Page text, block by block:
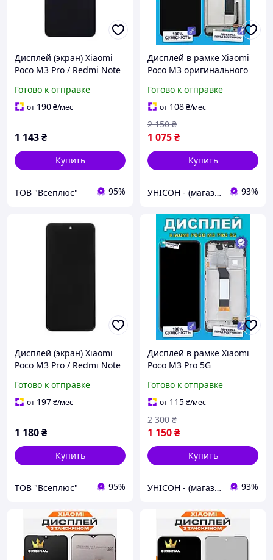
Дисплей (экран) Xiaomi
Poco M3 Pro / Redmi Note
сенсорным стеклом, Без
рамки, Черный
Готово к отправке
от 190₴/мес
1 143₴
Купить
ТОВ "Всеплюс" 95%
Дисплей в рамке Xiaomi
Poco M3 оригинального
на Ксиоми Поко М3
Готово к отправке
от 108₴/мес
1 075₴
2 150 ₴
Купить
УНІСОН - (магазин запчастин для телефонів) 93%
Дисплей (экран) Xiaomi
Poco M3 Pro / Redmi Note
сенсорным стеклом, С
рамкой, Черный
Готово к отправке
от 197₴/мес
1 180₴
Купить
ТОВ "Всеплюс" 95%
Дисплей в рамке Xiaomi
Poco M3 Pro 5G
экран оригинал на
Ксиоми Поко М3 Про
Готово к отправке
от 115₴/мес
1 150₴
2 300 ₴
Купить
УНІСОН - (магазин запчастин для телефонів) 93%